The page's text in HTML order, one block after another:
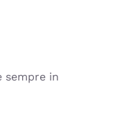
sempre in